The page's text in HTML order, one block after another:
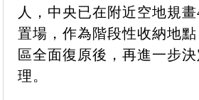
人，中央已在附近空地規
置場，作為階段性收納地點
區全面復原後，再進一步
理。